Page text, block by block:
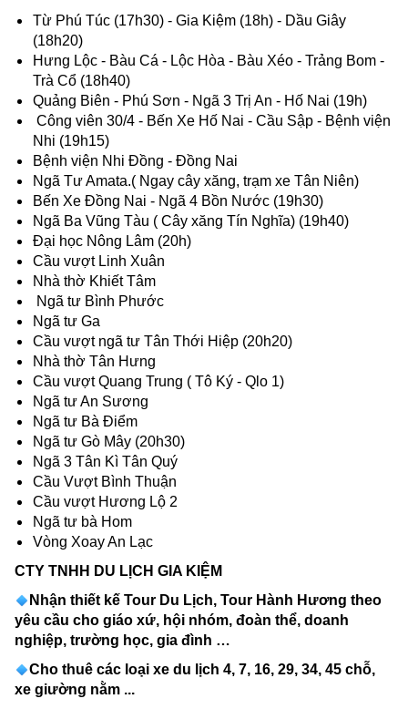
Từ Phú Túc (17h30) - Gia Kiệm (18h) - Dầu Giây
(18h20)
Hưng Lộc - Bàu Cá - Lộc Hòa - Bàu Xéo - Trảng Bom -
Trà Cổ (18h40)
Quảng Biên - Phú Sơn - Ngã 3 Trị An - Hố Nai (19h)
Công viên 30/4 - Bến Xe Hố Nai - Cầu Sập - Bệnh viện
Nhi (19h15)
Bệnh viện Nhi Đồng - Đồng Nai
Ngã Tư Amata.( Ngay cây xăng, trạm xe Tân Niên)
Bến Xe Đồng Nai - Ngã 4 Bồn Nước (19h30)
Ngã Ba Vũng Tàu ( Cây xăng Tín Nghĩa) (19h40)
Đại học Nông Lâm (20h)
Cầu vượt Linh Xuân
Nhà thờ Khiết Tâm
Ngã tư Bình Phước
Ngã tư Ga
Cầu vượt ngã tư Tân Thới Hiệp (20h20)
Nhà thờ Tân Hưng
Cầu vượt Quang Trung ( Tô Ký - Qlo 1)
Ngã tư An Sương
Ngã tư Bà Điểm
Ngã tư Gò Mây (20h30)
Ngã 3 Tân Kì Tân Quý
Cầu Vượt Bình Thuận
Cầu vượt Hương Lộ 2
Ngã tư bà Hom
Vòng Xoay An Lạc
CTY TNHH DU LỊCH GIA KIỆM
Nhận thiết kế Tour Du Lịch, Tour Hành Hương theo
yêu cầu cho giáo xứ, hội nhóm, đoàn thể, doanh
nghiệp, trường học, gia đình …
Cho thuê các loại xe du lịch 4, 7, 16, 29, 34, 45 chỗ,
xe giường nằm ...